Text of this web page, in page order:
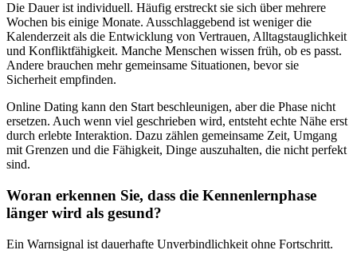
Die Dauer ist individuell. Häufig erstreckt sie sich über mehrere
Wochen bis einige Monate. Ausschlaggebend ist weniger die
Kalenderzeit als die Entwicklung von Vertrauen, Alltagstauglichkeit
und Konfliktfähigkeit. Manche Menschen wissen früh, ob es passt.
Andere brauchen mehr gemeinsame Situationen, bevor sie
Sicherheit empfinden.
Online Dating kann den Start beschleunigen, aber die Phase nicht
ersetzen. Auch wenn viel geschrieben wird, entsteht echte Nähe erst
durch erlebte Interaktion. Dazu zählen gemeinsame Zeit, Umgang
mit Grenzen und die Fähigkeit, Dinge auszuhalten, die nicht perfekt
sind.
Woran erkennen Sie, dass die Kennenlernphase
länger wird als gesund?
Ein Warnsignal ist dauerhafte Unverbindlichkeit ohne Fortschritt.